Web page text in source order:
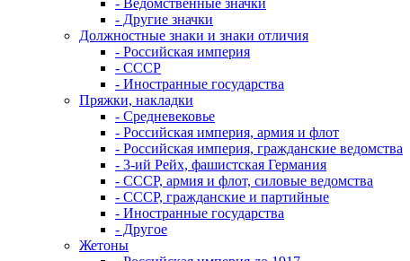
- Ведомственные значки
- Другие значки
Должностные знаки и знаки отличия
- Российская империя
- СССР
- Иностранные государства
Пряжки, накладки
- Средневековье
- Российская империя, армия и флот
- Российская империя, гражданские ведомства
- 3-ий Рейх, фашистская Германия
- СССР, армия и флот, силовые ведомства
- СССР, гражданские и партийные
- Иностранные государства
- Другое
Жетоны